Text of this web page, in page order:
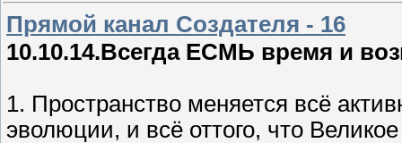
Прямой канал Создателя - 16
10.10.14.Всегда ЕСМЬ время и
1. Пространство меняется всё
эволюции, и всё оттого, что